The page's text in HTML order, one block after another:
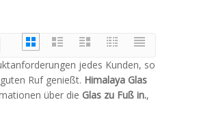
jedes Kunden, so
Ruf genießt. Himalaya Glas
über die Glas zu Fuß in.,